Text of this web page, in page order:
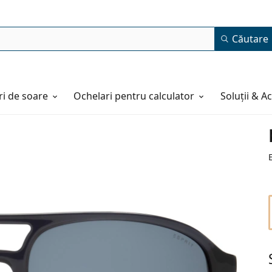
Căutare
de soare Ochelari pentru calculator Soluții &